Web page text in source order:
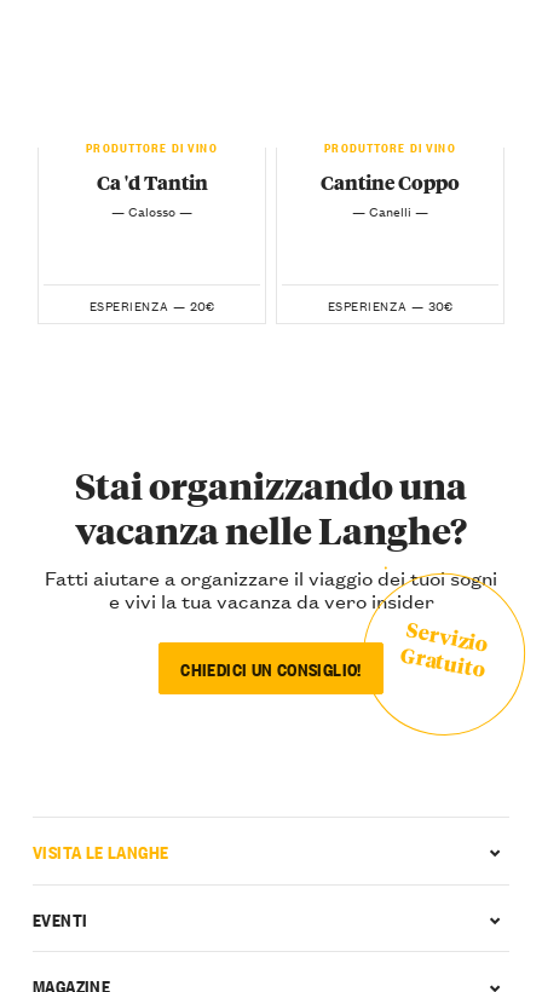
PRODUTTORE DI VINO
Ca 'd Tantin
— Calosso —
ESPERIENZA — 20€
PRODUTTORE DI VINO
Cantine Coppo
— Canelli —
ESPERIENZA — 30€
Stai organizzando una
vacanza nelle Langhe?
Fatti aiutare a organizzare il viaggio dei tuoi sogni
e vivi la tua vacanza da vero insider
CHIEDICI UN CONSIGLIO!
Servizio
Gratuito
VISITA LE LANGHE
EVENTI
MAGAZINE